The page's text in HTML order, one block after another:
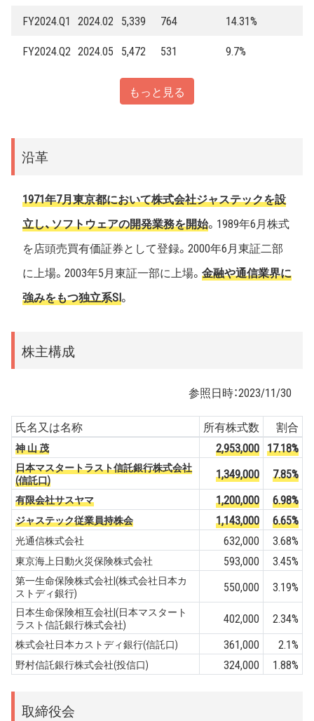
FY2024.Q1 2024.02 5,339 764
14.31%
FY2024.Q2 2024.05 5,472 531 9.7%
もっと見る
沿革
1971年7月東京都において株式会社ジャステックを設
立し、ソフトウェアの開発業務を開始。1989年6月株式
を店頭売買有価証券として登録。2000年6月東証二部
に上場。2003年5月東証一部に上場。 金融や通信業界に
強みをもつ独立系SI。
株主構成
参照日時：2023/11/30
氏名又は名称 所有株式数 割合
神 山 茂 2,953,000 17.18%
日本マスタートラスト信託銀行株式会社
(信託口)
1,349,000 7.85%
有限会社サスヤマ 1,200,000 6.98%
ジャステック従業員持株会 1,143,000 6.65%
光通信株式会社 632,000 3.68%
東京海上日動火災保険株式会社 593,000 3.45%
第一生命保険株式会社|(株式会社日本カ
ストディ銀行)
550,000 3.19%
日本生命保険相互会社|(日本マスタート
ラスト信託銀行株式会社)
402,000 2.34%
株式会社日本カストディ銀行(信託口) 361,000 2.1%
野村信託銀行株式会社(投信口) 324,000 1.88%
取締役会